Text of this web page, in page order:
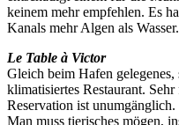
keinem mehr empfehlen. Es
Kanals mehr Algen als Wasser.
Le Table à Victor
Gleich beim Hafen gelegenes,
klimatisiertes Restaurant.
Reservation ist
Man muss tierisches mögen,